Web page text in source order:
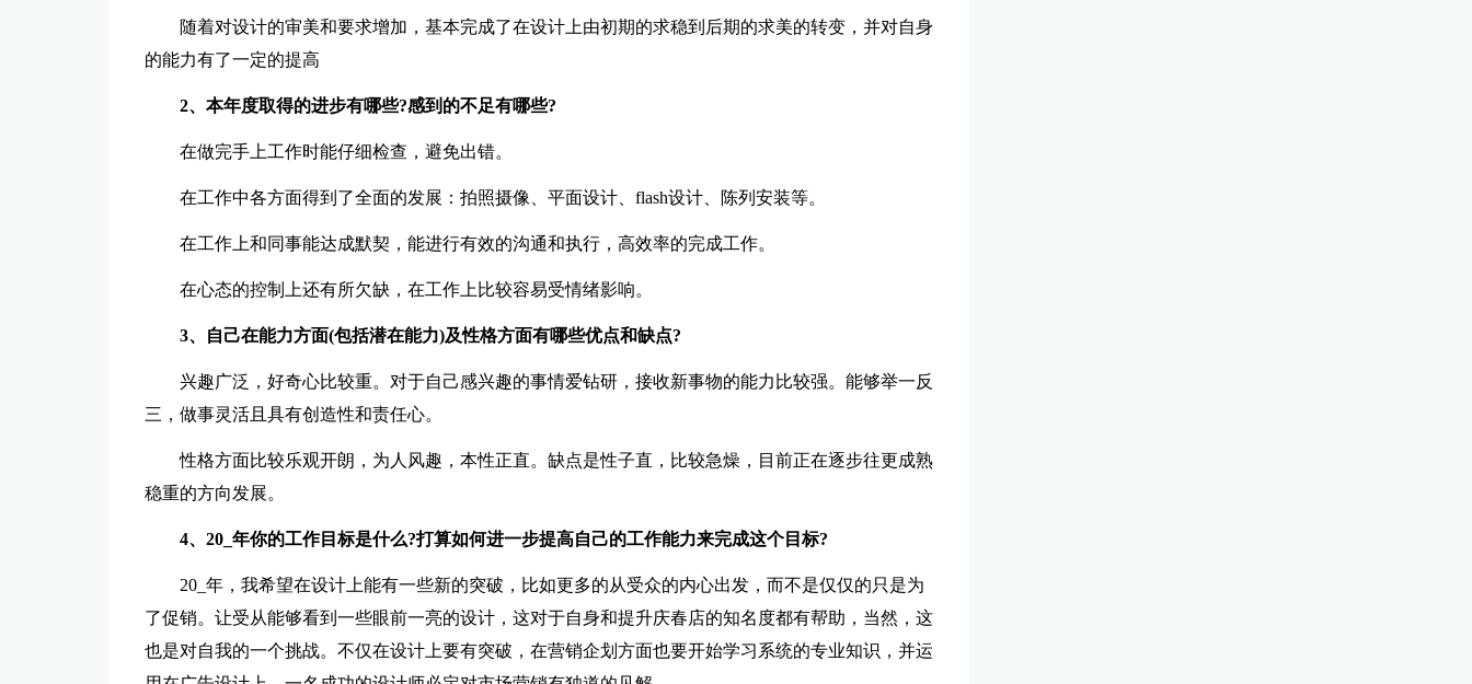
随着对设计的审美和要求增加，基本完成了在设计上由初期的求稳到后期的求美的转变，并对自身
的能力有了一定的提高
2、本年度取得的进步有哪些?感到的不足有哪些?
在做完手上工作时能仔细检查，避免出错。
在工作中各方面得到了全面的发展：拍照摄像、平面设计、flash设计、陈列安装等。
在工作上和同事能达成默契，能进行有效的沟通和执行，高效率的完成工作。
在心态的控制上还有所欠缺，在工作上比较容易受情绪影响。
3、自己在能力方面(包括潜在能力)及性格方面有哪些优点和缺点?
兴趣广泛，好奇心比较重。对于自己感兴趣的事情爱钻研，接收新事物的能力比较强。能够举一反
三，做事灵活且具有创造性和责任心。
性格方面比较乐观开朗，为人风趣，本性正直。缺点是性子直，比较急燥，目前正在逐步往更成熟
稳重的方向发展。
4、20_年你的工作目标是什么?打算如何进一步提高自己的工作能力来完成这个目标?
20_年，我希望在设计上能有一些新的突破，比如更多的从受众的内心出发，而不是仅仅的只是为
了促销。让受从能够看到一些眼前一亮的设计，这对于自身和提升庆春店的知名度都有帮助，当然，这
也是对自我的一个挑战。不仅在设计上要有突破，在营销企划方面也要开始学习系统的专业知识，并运